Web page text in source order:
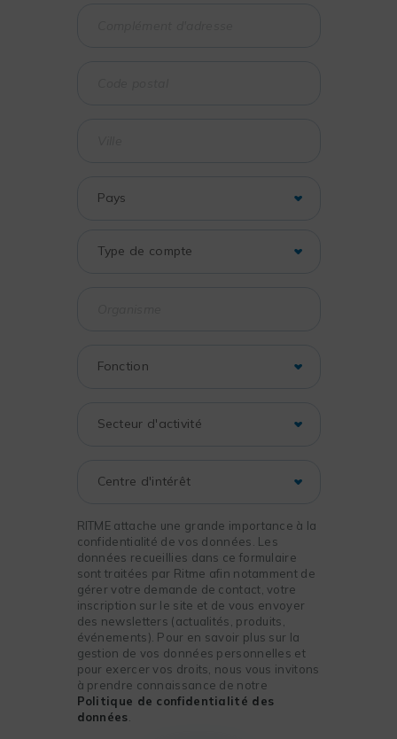
RITME attache une grande importance à la
confidentialité de vos données. Les
données recueillies dans ce formulaire
sont traitées par Ritme afin notamment de
gérer votre demande de contact, votre
inscription sur le site et de vous envoyer
des newsletters (actualités, produits,
événements). Pour en savoir plus sur la
gestion de vos données personnelles et
pour exercer vos droits, nous vous invitons
à prendre connaissance de notre
Politique de confidentialité des
données